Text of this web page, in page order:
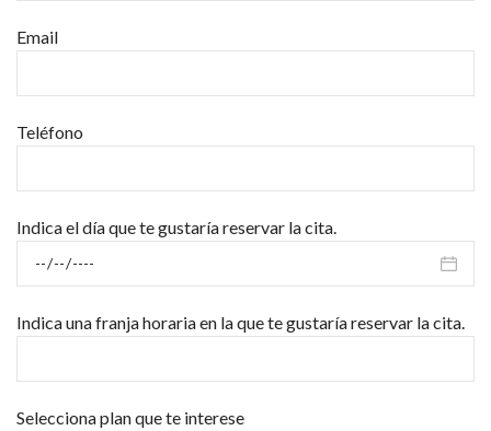
Email
Teléfono
Indica el día que te gustaría reservar la cita.
Indica una franja horaria en la que te gustaría reservar la cita.
Selecciona plan que te interese